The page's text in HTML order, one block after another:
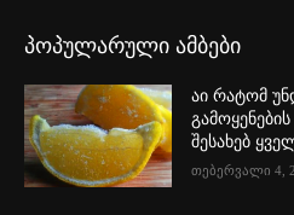
პოპულარული ამბები
აი რატომ
შესახებ
თებერვალი 4,